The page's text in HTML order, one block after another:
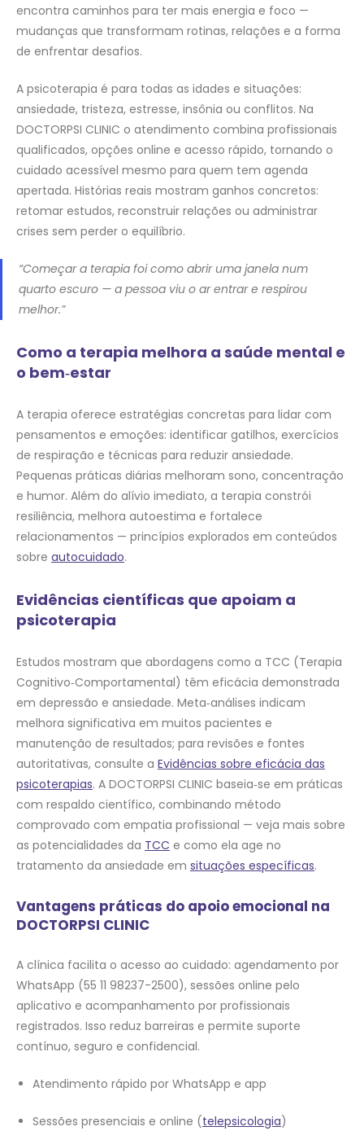
encontra caminhos para ter mais energia e foco —
mudanças que transformam rotinas, relações e a forma
de enfrentar desafios.
A psicoterapia é para todas as idades e situações:
ansiedade, tristeza, estresse, insônia ou conflitos. Na
DOCTORPSI CLINIC o atendimento combina profissionais
qualificados, opções online e acesso rápido, tornando o
cuidado acessível mesmo para quem tem agenda
apertada. Histórias reais mostram ganhos concretos:
retomar estudos, reconstruir relações ou administrar
crises sem perder o equilíbrio.
“Começar a terapia foi como abrir uma janela num
quarto escuro — a pessoa viu o ar entrar e respirou
melhor.”
Como a terapia melhora a saúde mental e
o bem‑estar
A terapia oferece estratégias concretas para lidar com
pensamentos e emoções: identificar gatilhos, exercícios
de respiração e técnicas para reduzir ansiedade.
Pequenas práticas diárias melhoram sono, concentração
e humor. Além do alívio imediato, a terapia constrói
resiliência, melhora autoestima e fortalece
relacionamentos — princípios explorados em conteúdos
sobre autocuidado.
Evidências científicas que apoiam a
psicoterapia
Estudos mostram que abordagens como a TCC (Terapia
Cognitivo‑Comportamental) têm eficácia demonstrada
em depressão e ansiedade. Meta‑análises indicam
melhora significativa em muitos pacientes e
manutenção de resultados; para revisões e fontes
autoritativas, consulte a Evidências sobre eficácia das
psicoterapias. A DOCTORPSI CLINIC baseia‑se em práticas
com respaldo científico, combinando método
comprovado com empatia profissional — veja mais sobre
as potencialidades da TCC e como ela age no
tratamento da ansiedade em situações específicas.
Vantagens práticas do apoio emocional na
DOCTORPSI CLINIC
A clínica facilita o acesso ao cuidado: agendamento por
WhatsApp (55 11 98237-2500), sessões online pelo
aplicativo e acompanhamento por profissionais
registrados. Isso reduz barreiras e permite suporte
contínuo, seguro e confidencial.
Atendimento rápido por WhatsApp e app
Sessões presenciais e online (telepsicologia)